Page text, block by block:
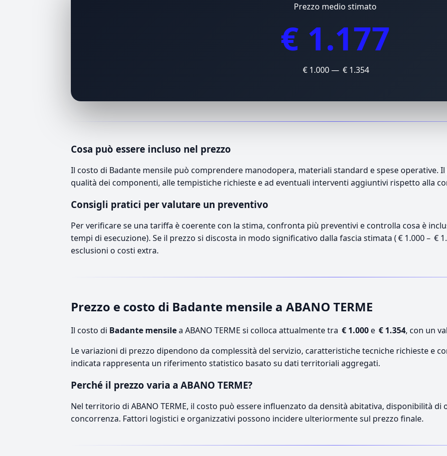
Prezzo medio stimato
€ 1.177
€ 1.000 — € 1.354
Cosa può essere incluso nel prezzo
Il costo di Badante mensile può comprendere manodopera, materiali standard e spese operative.
qualità dei componenti, alle tempistiche richieste e ad eventuali interventi aggiuntivi rispetto alla
Consigli pratici per valutare un preventivo
Per verificare se una tariffa è coerente con la stima, confronta più preventivi e controlla cosa è
tempi di esecuzione). Se il prezzo si discosta in modo significativo dalla fascia stimata ( € 1.000 – €
esclusioni o costi extra.
Prezzo e costo di Badante mensile a ABANO TERME
Il costo di Badante mensilea ABANO TERME si colloca attualmente tra € 1.000e € 1.354, con un
Le variazioni di prezzo dipendono da complessità del servizio, caratteristiche tecniche richieste e
indicata rappresenta un riferimento statistico basato su dati territoriali aggregati.
Perché il prezzo varia a ABANO TERME?
Nel territorio di ABANO TERME, il costo può essere influenzato da densità abitativa, disponibilità di
concorrenza. Fattori logistici e organizzativi possono incidere ulteriormente sul prezzo finale.